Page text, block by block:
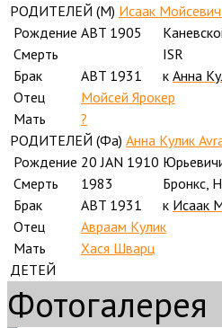
РОДИТЕЛЕЙ (M) Исаак
Рождение ABT 1905
Смерть
ISR
Брак
ABT 1931 к Анна
Отец
Мойсей Ярокер
Мать
?
РОДИТЕЛЕЙ (Фа) Анна Кулик
Рождение 20 JAN 1910
Смерть
1983
Бронкс,
Брак
ABT 1931 к Исаак
Отец
Авраам Кулик
Мать
Хася Шварц
ДЕТЕЙ
Фотогалерея